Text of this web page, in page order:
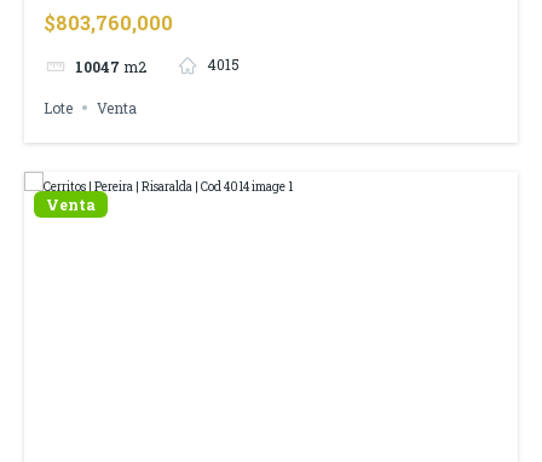
$803,760,000
10047 m2 4015
Lote Venta
Venta